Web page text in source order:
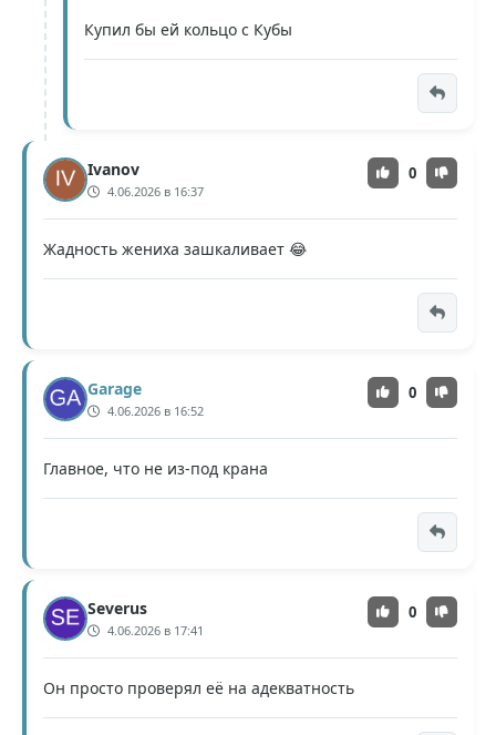
Купил бы ей кольцо с Кубы
Ivanov
4.06.2026 в 16:37
0
Жадность жениха зашкаливает 😂
Garage
4.06.2026 в 16:52
0
Главное, что не из-под крана
Severus
4.06.2026 в 17:41
0
Он просто проверял её на адекватность